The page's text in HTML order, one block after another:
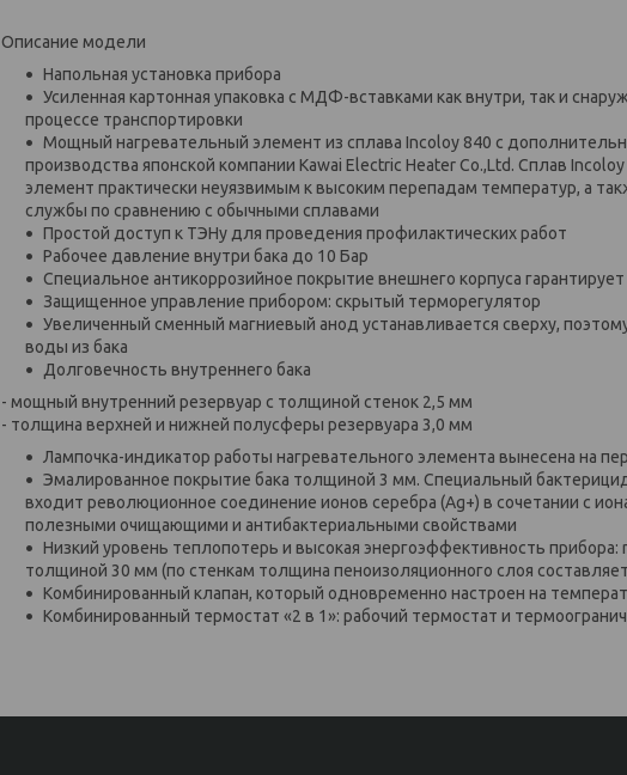
Описание модели
Напольная установка прибора
Усиленная картонная упаковка с МДФ-вставками как внутри, так и
процессе транспортировки
Мощный нагревательный элемент из сплава Incoloy 840 с
производства японской компании Kawai Electric Heater Co.,Ltd. Сплав
элемент практически неуязвимым к высоким перепадам температур, а
службы по сравнению с обычными сплавами
Простой доступ к ТЭНу для проведения профилактических работ
Рабочее давление внутри бака до 10 Бар
Специальное антикоррозийное покрытие внешнего корпуса
Защищенное управление прибором: скрытый терморегулятор
Увеличенный сменный магниевый анод устанавливается сверху,
воды из бака
Долговечность внутреннего бака
- мощный внутренний резервуар с толщиной стенок 2,5 мм
- толщина верхней и нижней полусферы резервуара 3,0 мм
Лампочка-индикатор работы нагревательного элемента вынесена на
Эмалированное покрытие бака толщиной 3 мм. Специальный
входит революционное соединение ионов серебра (Ag+) в сочетании с
полезными очищающими и антибактериальными свойствами
Низкий уровень теплопотерь и высокая энергоэффективность прибора:
толщиной 30 мм (по стенкам толщина пеноизоляционного слоя
Комбинированный клапан, который одновременно настроен на
Комбинированный термостат «2 в 1»: рабочий термостат и